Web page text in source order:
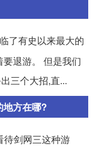
了有史以来最大的
退游。 但是我们
三个大招,直...
地方在哪?
待剑网三这种游